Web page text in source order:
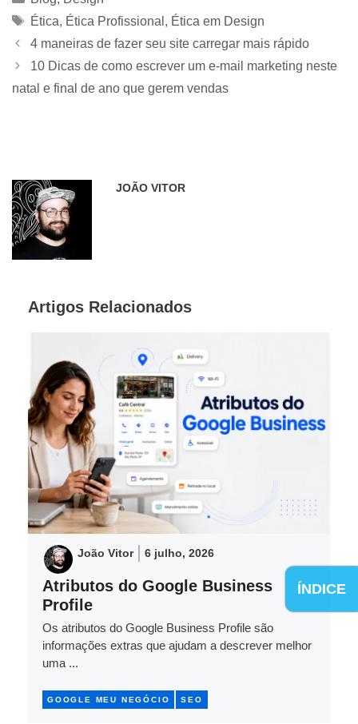
ÍNDICE
Tags
Ética, Ética Profissional , Ética em Design
4 maneiras de fazer seu site carregar mais rápido
10 Dicas de como escrever um e-mail marketing neste
natal e final de ano que gerem vendas
JOÃO VITOR
Artigos Relacionados
João Vitor 6 julho, 2026
Atributos do Google Business
Profile
Os atributos do Google Business Profile são
informações extras que ajudam a descrever melhor
uma ...
GOOGLE MEU NEGÓCIO SEO